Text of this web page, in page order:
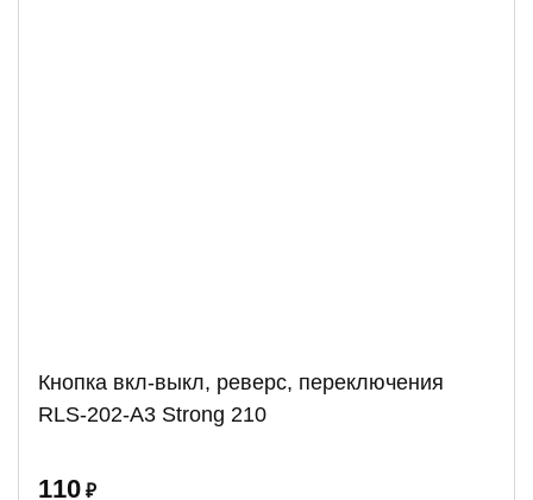
Кнопка вкл-выкл, реверс, переключения
RLS-202-A3 Strong 210
110 ₽